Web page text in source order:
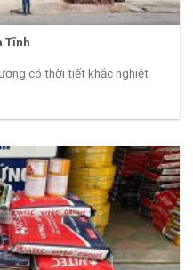
Tĩnh
có thời tiết khắc nghiệt